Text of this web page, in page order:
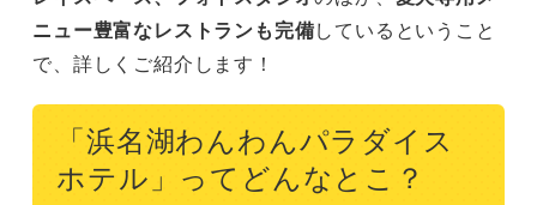
ニュー豊富なレストランも完備しているということ
で、詳しくご紹介します！
「浜名湖わんわんパラダイス
ホテル」ってどんなとこ？